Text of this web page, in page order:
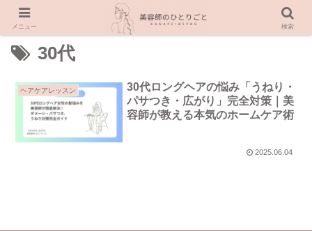
30代
ヘアケアレッスン
30代ロングヘアの悩み「うねり・
パサつき・広がり」完全対策｜美
容師が教える本気のホームケア術
2025.06.04
メニュー 検索